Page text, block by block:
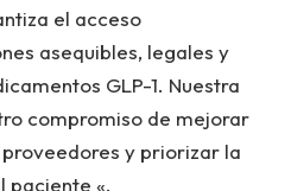
el acceso
asequibles, legales y
GLP-1. Nuestra
compromiso de mejorar
y priorizar la
paciente «.